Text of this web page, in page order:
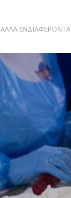
ΑΛΛΑ ΕΝΔΙΑΦΕΡΟΝΤΑ